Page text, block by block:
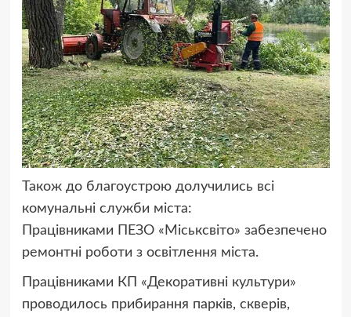
Також до благоустрою долучились всі
комунальні служби міста:
Працівниками ПЕЗО «Міськсвіто» забезпечено
ремонтні роботи з освітлення міста.
Працівниками КП «Декоративні культури»
проводилось прибирання парків, скверів,